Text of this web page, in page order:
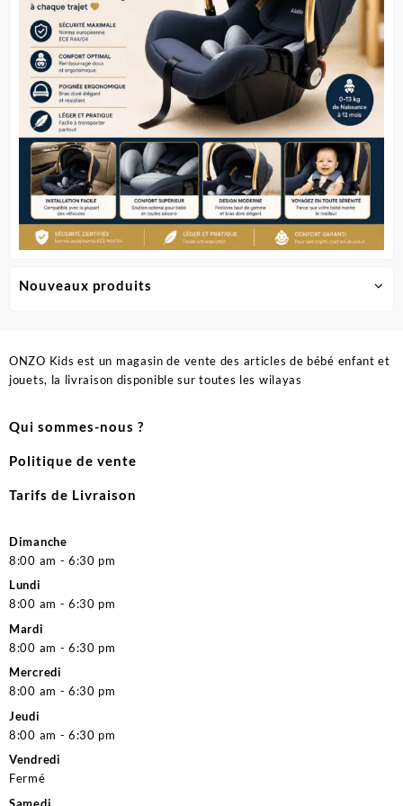
Nouveaux produits
sur
la
page
du
produit
page
du
produit
ONZO Kids est un magasin de vente des articles de bébé enfant et
jouets, la livraison disponible sur toutes les wilayas
Qui sommes-nous ?
Politique de vente
Tarifs de Livraison
Dimanche
8:00 am - 6:30 pm
Lundi
8:00 am - 6:30 pm
Mardi
8:00 am - 6:30 pm
Mercredi
8:00 am - 6:30 pm
Jeudi
8:00 am - 6:30 pm
Vendredi
Fermé
Samedi